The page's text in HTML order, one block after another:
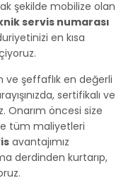
şekilde mobilize olan
servis numarası
en kısa
ve şeffaflık en değerli
sertifikalı ve
Onarım öncesi size
tüm maliyetleri
avantajımız
derdinden kurtarıp,